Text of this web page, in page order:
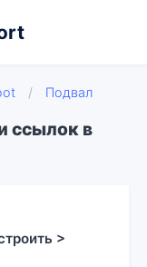
/ Подвал
ссылок в
>